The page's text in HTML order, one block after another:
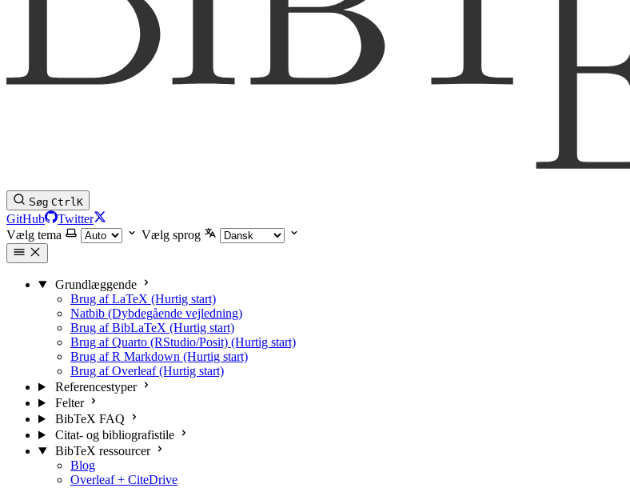
Søg CtrlK
GitHub
Twitter
Vælg tema
Vælg sprog
Grundlæggende
Brug af LaTeX (Hurtig start)
Natbib (Dybdegående vejledning)
Brug af BibLaTeX (Hurtig start)
Brug af Quarto (RStudio/Posit) (Hurtig start)
Brug af R Markdown (Hurtig start)
Brug af Overleaf (Hurtig start)
Referencestyper
Felter
BibTeX FAQ
Citat- og bibliografistile
BibTeX ressourcer
Blog
Overleaf + CiteDrive